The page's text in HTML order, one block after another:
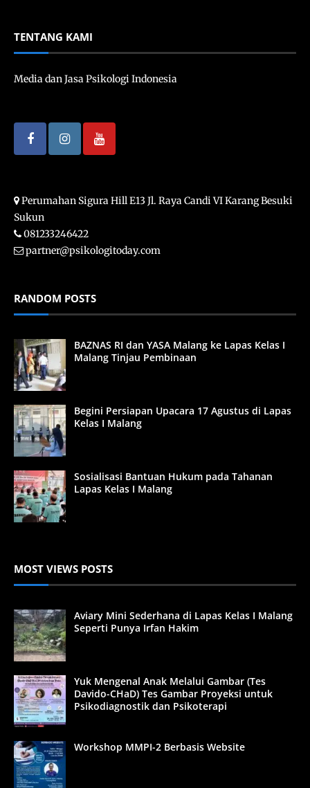
TENTANG KAMI
Media dan Jasa Psikologi Indonesia
Perumahan Sigura Hill E13 Jl. Raya Candi VI Karang Besuki
Sukun
081233246422
partner@psikologitoday.com
RANDOM POSTS
BAZNAS RI dan YASA Malang ke Lapas Kelas I
Malang Tinjau Pembinaan
Begini Persiapan Upacara 17 Agustus di Lapas
Kelas I Malang
Sosialisasi Bantuan Hukum pada Tahanan
Lapas Kelas I Malang
MOST VIEWS POSTS
Aviary Mini Sederhana di Lapas Kelas I Malang
Seperti Punya Irfan Hakim
Yuk Mengenal Anak Melalui Gambar (Tes
Davido-CHaD) Tes Gambar Proyeksi untuk
Psikodiagnostik dan Psikoterapi
Workshop MMPI-2 Berbasis Website